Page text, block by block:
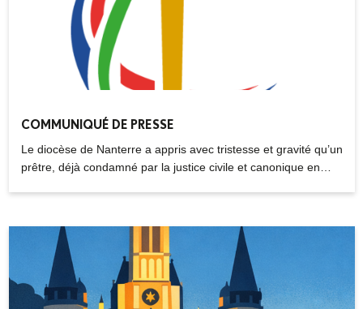
marqué par de forts contrastes sociaux. Entre engagement
missionnaire, accueil des nouveaux catéchumènes et
présence auprès des plus fragiles, Mgr Matthieu Rougé
revient sur les principaux défis du diocèse de Nanterre et
répond aux « questions de terrain ».
COMMUNIQUÉ DE PRESSE
Le diocèse de Nanterre a appris avec tristesse et gravité qu’un
prêtre, déjà condamné par la justice civile et canonique en